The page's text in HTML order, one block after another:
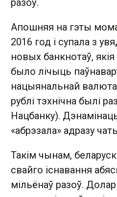
разоў.
Апошняя на гэты
2016 год і супала з
новых банкнотаў,
было лічыць
нацыянальнай
рублі тэхнічна былі
Нацбанку).
«абрэзала» адразу
Такім чынам,
свайго існавання
мільёнаў разоў.